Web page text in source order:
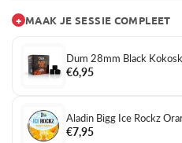
+ MAAK JE SESSIE COMPLEET
Dum 28mm Black
€6,95
Aladin Bigg Ice Rockz
€7,95